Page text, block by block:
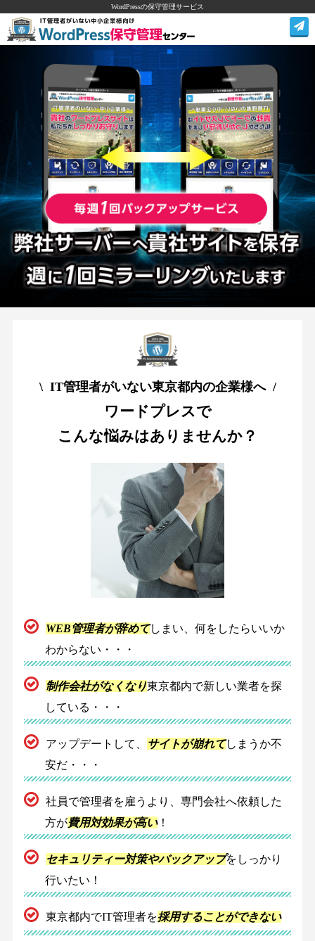
WordPressの保守管理サービス
\ IT管理者がいない東京都内の企業様へ /
ワードプレスで
こんな悩みはありませんか？
WEB管理者が辞めてしまい、何をしたらいいか
わからない・・・
制作会社がなくなり東京都内で新しい業者を探
している・・・
アップデートして、 サイトが崩れてしまうか不
安だ・・・
社員で管理者を雇うより、専門会社へ依頼した
方が費用対効果が高い！
セキュリティー対策やバックアップをしっかり
行いたい！
東京都内でIT管理者を採用することができない